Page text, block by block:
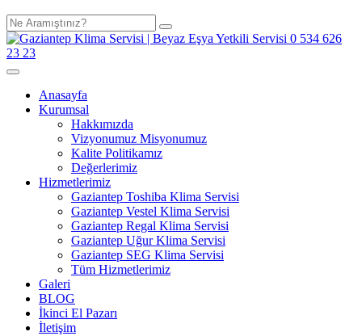
Anasayfa
Kurumsal
Hakkımızda
Vizyonumuz Misyonumuz
Kalite Politikamız
Değerlerimiz
Hizmetlerimiz
Gaziantep Toshiba Klima Servisi
Gaziantep Vestel Klima Servisi
Gaziantep Regal Klima Servisi
Gaziantep Uğur Klima Servisi
Gaziantep SEG Klima Servisi
Tüm Hizmetlerimiz
Galeri
BLOG
İkinci El Pazarı
İletişim